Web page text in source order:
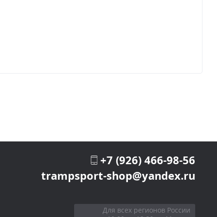
+7 (926) 466-98-56
trampsport-shop@yandex.ru
Для всех регионов России